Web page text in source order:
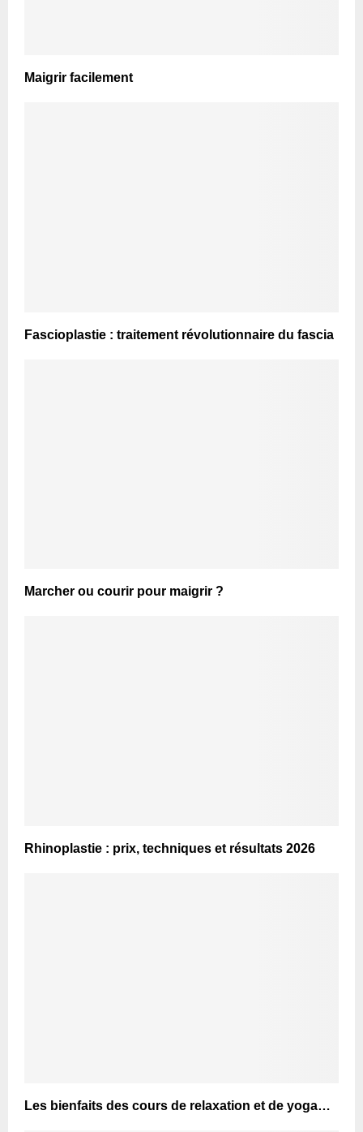
Maigrir facilement
Fascioplastie : traitement révolutionnaire du fascia
Marcher ou courir pour maigrir ?
Rhinoplastie : prix, techniques et résultats 2026
Les bienfaits des cours de relaxation et de yoga…